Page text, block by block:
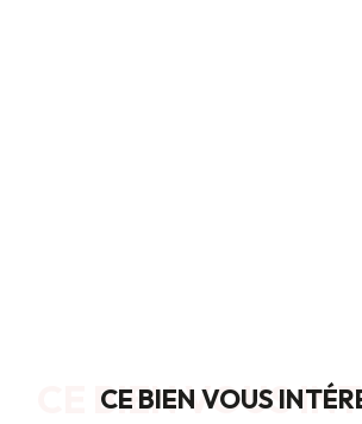
CE BIEN VOUS
CE BIEN VOUS